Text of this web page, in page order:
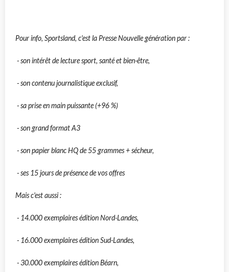
Pour info, Sportsland, c'est la Presse Nouvelle génération par :
- son intérêt de lecture sport, santé et bien-être,
- son contenu journalistique exclusif,
- sa prise en main puissante (+96 %)
- son grand format A3
- son papier blanc HQ de 55 grammes + sécheur,
- ses 15 jours de présence de vos offres
Mais c'est aussi :
- 14.000 exemplaires édition Nord-Landes,
- 16.000 exemplaires édition Sud-Landes,
- 30.000 exemplaires édition Béarn,